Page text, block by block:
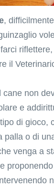
,
il
cane non
e
di gioco,
palla o di
venga a